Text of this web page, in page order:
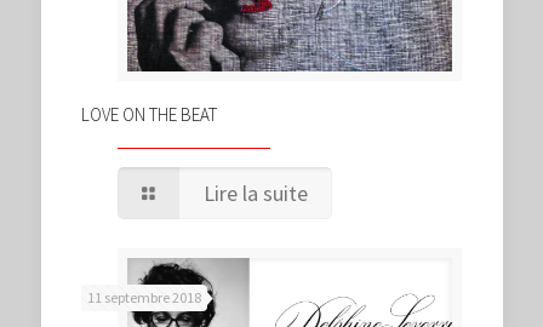
LOVE ON THE BEAT
Lire la suite
11 septembre 2018